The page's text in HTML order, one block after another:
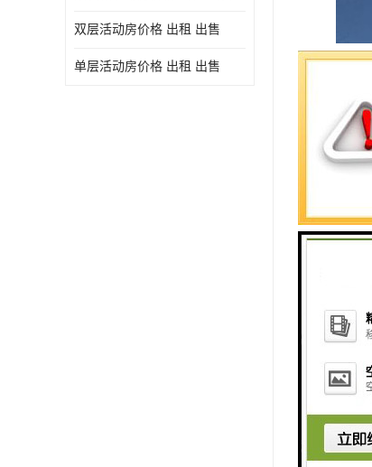
双层活动房价格 出租 出售
单层活动房价格 出租 出售